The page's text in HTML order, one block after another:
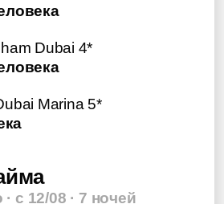
Additional filters
Dubai 4*
Marina 5*
с 12/08 · 7 ночей